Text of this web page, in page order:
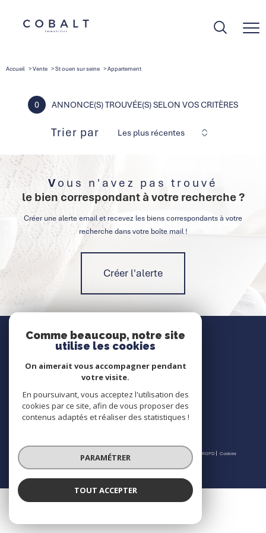
Accueil Vente St ouen sur seine Appartement
0 ANNONCE(S) TROUVÉE(S) SELON VOS CRITÈRES
Trier par Les plus récentes
Vous n'avez pas trouvé
le bien correspondant à votre recherche ?
Créer une alerte email et recevez les biens correspondants à votre
recherche dans votre boîte mail !
Créer l'alerte
Nous contacter
Contact
Nous suivre
© 2026 | Tous droits réservés | Traduction powered by Google |
Mentions légales Politique RGPD Cookies
Comme beaucoup, notre site
utilise les cookies
On aimerait vous accompagner pendant
votre visite.
En poursuivant, vous acceptez l'utilisation des
cookies par ce site, afin de vous proposer des
contenus adaptés et réaliser des statistiques !
PARAMÉTRER
TOUT ACCEPTER